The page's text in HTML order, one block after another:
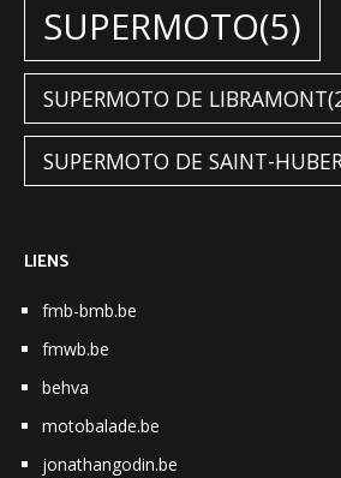
SUPERMOTO(5)
SUPERMOTO DE LIBRAMONT
SUPERMOTO DE SAINT-
LIENS
fmb-bmb.be
fmwb.be
behva
motobalade.be
jonathangodin.be